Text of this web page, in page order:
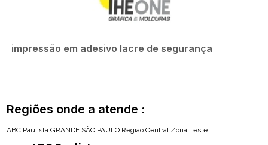
impressão em adesivo lacre de segurança
Regiões onde a atende :
ABC Paulista GRANDE SÃO PAULO Região Central Zona Leste